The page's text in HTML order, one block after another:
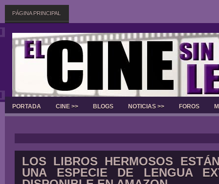
PÁGINA PRINCIPAL
PORTADA CINE >> BLOGS NOTICIAS >> FOROS
LOS LIBROS HERMOSOS
UNA ESPECIE DE LENGUA